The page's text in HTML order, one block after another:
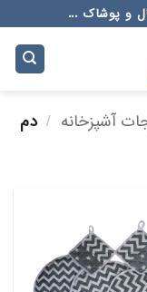
و پوشاک ...
آشپزخانه / دم